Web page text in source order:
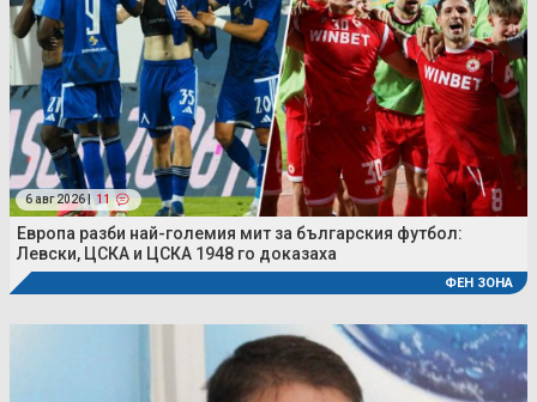
6 авг 2026 | 11
Европа разби най-големия мит за българския футбол:
Левски, ЦСКА и ЦСКА 1948 го доказаха
ФЕН ЗОНА